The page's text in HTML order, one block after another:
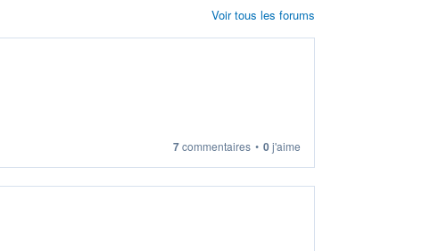
7commentaires • 0j'aime
Voir tous les forums